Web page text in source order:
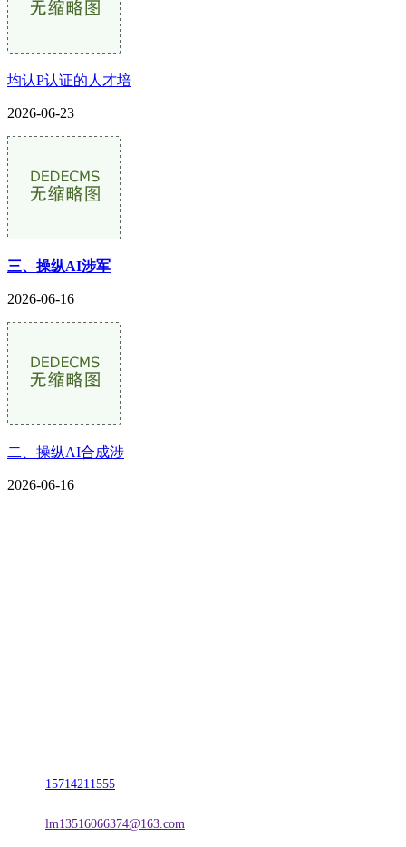
均认P认证的人才培
2026-06-23
三、操纵AI涉军
2026-06-16
二、操纵AI合成涉
2026-06-16
15714211555
lm13516066374@163.com